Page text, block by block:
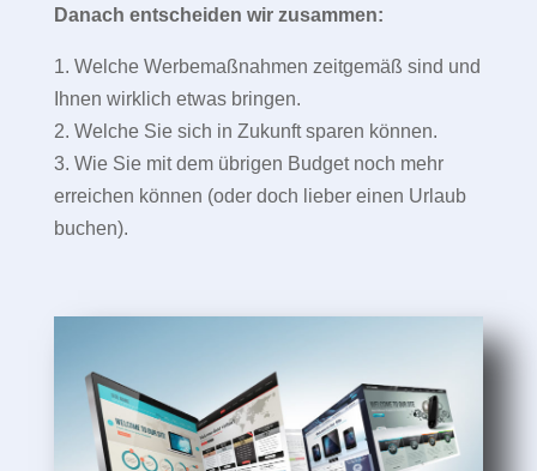
Danach entscheiden wir zusammen:
1. Welche Werbemaßnahmen zeitgemäß sind und
Ihnen wirklich etwas bringen.
2. Welche Sie sich in Zukunft sparen können.
3. Wie Sie mit dem übrigen Budget noch mehr
erreichen können (oder doch lieber einen Urlaub
buchen).